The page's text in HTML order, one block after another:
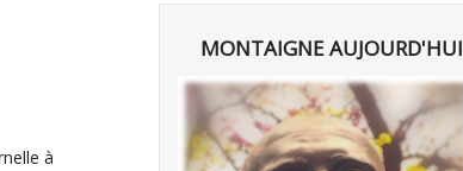
à
MONTAIGNE AUJOURD'HUI